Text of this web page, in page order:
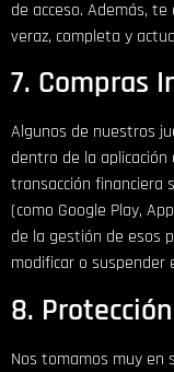
de acceso. Además,
veraz, completa y
7. Compras
Algunos de nuestros
dentro de la aplicación
transacción financiera
(como Google Play,
de la gestión de esos
modificar o suspender
8.
Nos tomamos muy en